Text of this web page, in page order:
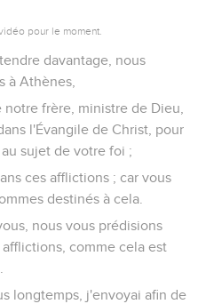
pour le moment.
davantage, nous
à Athènes,
frère, ministre de Dieu,
l'Évangile de Christ, pour
sujet de votre foi ;
ces afflictions ; car vous
destinés à cela.
nous vous prédisions
comme cela est
longtemps, j'envoyai afin de